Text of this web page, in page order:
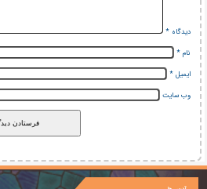
دیدگاه*
نام*
ایمیل*
وب‌ سایت